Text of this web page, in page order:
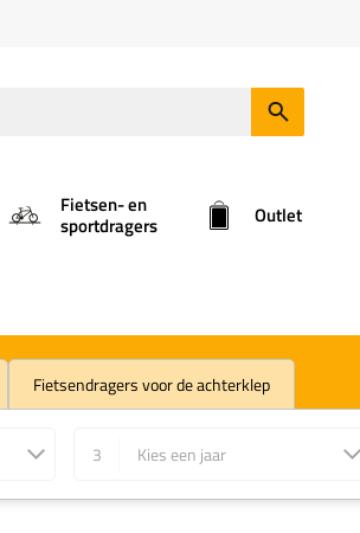
Fietsen- en
sportdragers Outlet
Fietsendragers voor de achterklep
3 Kies een jaar